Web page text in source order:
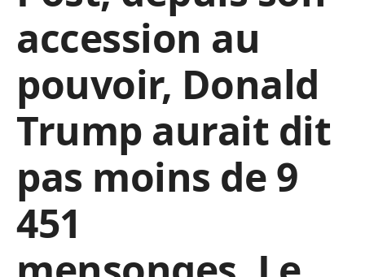
accession au
pouvoir, Donald
Trump aurait dit
pas moins de 9
451